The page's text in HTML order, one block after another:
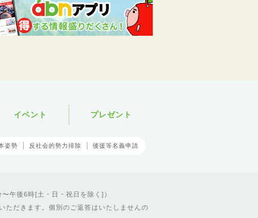
イベント プレゼント
姿勢 反社会的勢力排除 後援等名義申請
午後6時[土・日・祝日を除く]）
ただきます。個別のご返答はいたしませんの